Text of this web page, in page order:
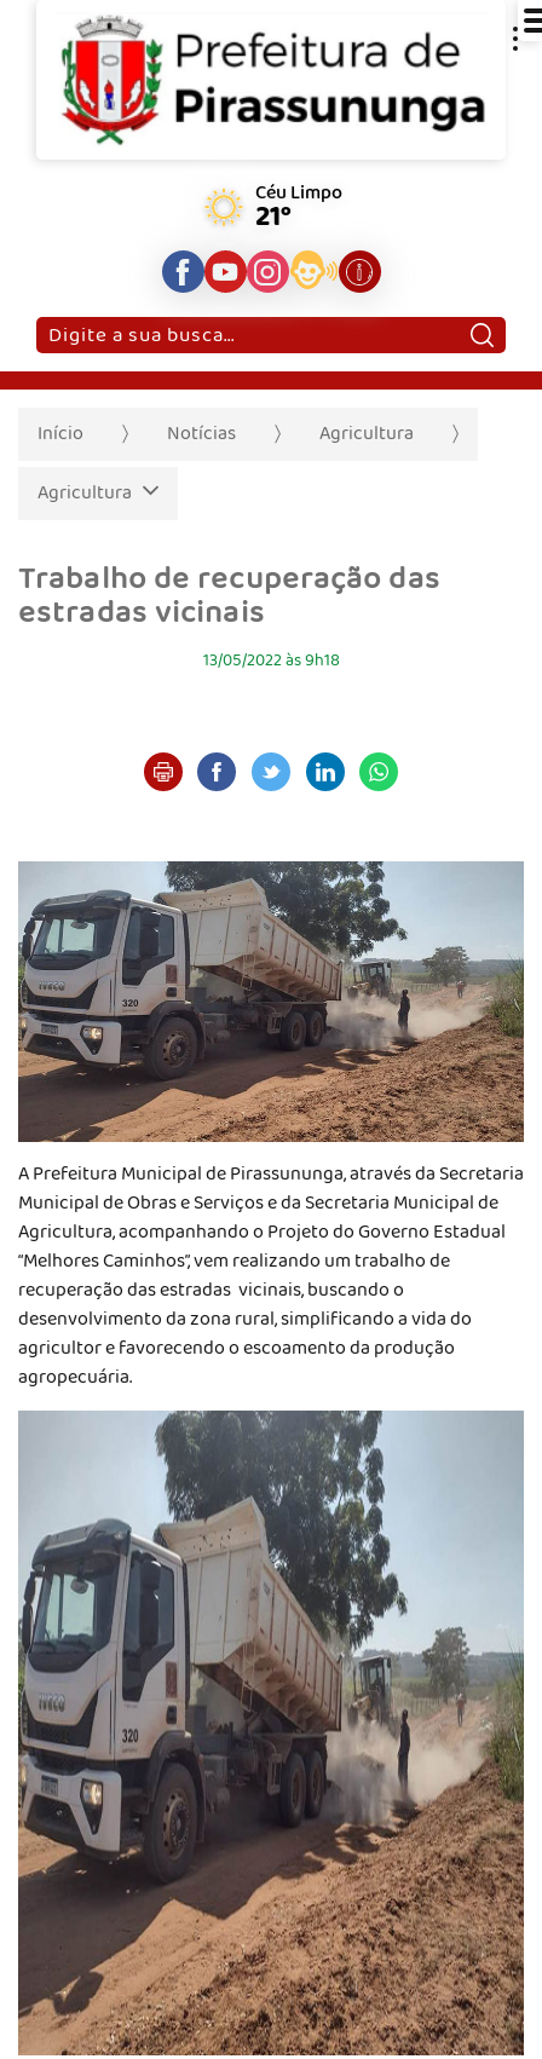
Céu Limpo
21°
Pesquisar:
Início Notícias
Agricultura
Agricultura
Trabalho de recuperação das
estradas vicinais
13/05/2022 às 9h18
A Prefeitura Municipal de Pirassununga, através da Secretaria
Municipal de Obras e Serviços e da Secretaria Municipal de
Agricultura, acompanhando o Projeto do Governo Estadual
“Melhores Caminhos”, vem realizando um trabalho de
recuperação das estradas vicinais, buscando o
desenvolvimento da zona rural, simplificando a vida do
agricultor e favorecendo o escoamento da produção
agropecuária.